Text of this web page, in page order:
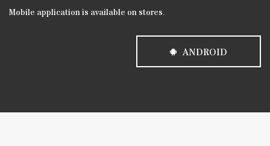
Mobile application is available on stores.
ANDROID